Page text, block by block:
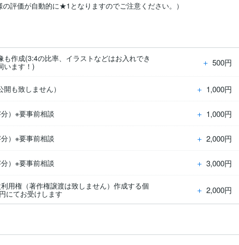
も作成(3:4の比率、イラストなどはお入れでき
います！)
＋ 500円
も致しません） ＋ 1,000円
）※要事前相談 ＋ 1,000円
）※要事前相談 ＋ 2,000円
）※要事前相談 ＋ 3,000円
用権（著作権譲渡は致しません）作成する個
にてお受けします
＋ 2,000円